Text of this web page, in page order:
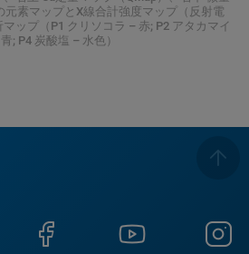
元素マップとX線合計強度マップ（反射電
ップ（P1 クリソコラ – 赤; P2 アタカマイ
; P4 炭酸塩 – 水色）